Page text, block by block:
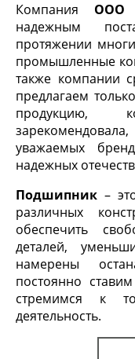
Компания ООО
надежным
протяжении
промышленные
также компании
предлагаем
продукцию,
уважаемых
надежных
Подшипник –
различных
обеспечить
деталей,
намерены
постоянно
стремимся к
деятельность.